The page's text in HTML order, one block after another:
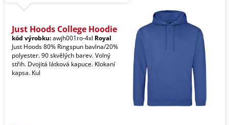
Just Hoods College Hoodie
kód výrobku:awjh001ro-4xl Royal
Just Hoods 80% Ringspun bavlna/20%
polyester. 90 skvělých barev. Volný
střih. Dvojitá látková kapuce. Klokaní
kapsa. Kul